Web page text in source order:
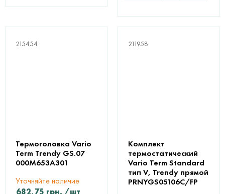
215454
Термоголовка Vario
Term Trendy GS.07
000M653A301
Уточняйте наличие
682,75 грн. /шт
211958
Комплект
термостатический
Vario Term Standard
тип V, Trendy прямой
PRNYGS05106C/FP